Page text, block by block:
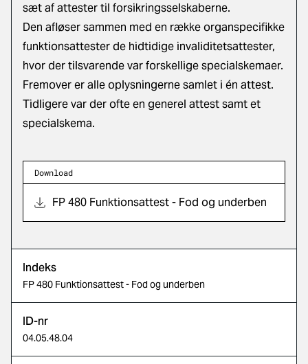
sæt af attester til forsikringsselskaberne.
Den afløser sammen med en række organspecifikke
funktionsattester de hidtidige invaliditetsattester,
hvor der tilsvarende var forskellige specialskemaer.
Fremover er alle oplysningerne samlet i én attest.
Tidligere var der ofte en generel attest samt et
specialskema.
Download
FP 480 Funktionsattest - Fod og underben
Indeks
FP 480 Funktionsattest - Fod og underben
ID-nr
04.05.48.04